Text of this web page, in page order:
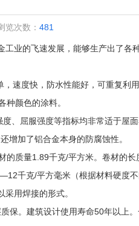
览次数： 481
业的飞速发展，能够生产出了各
速度快，防水性能好，可重复利
颜色的涂料。
、屈服强度等指标均非常适于屋
增加了铝合金本身的防腐蚀性。
质量1.89千克/平方米。卷材的长
千克/平方毫米（根据材料硬度
用焊接的形式。
保。建筑设计使用寿命50年以上